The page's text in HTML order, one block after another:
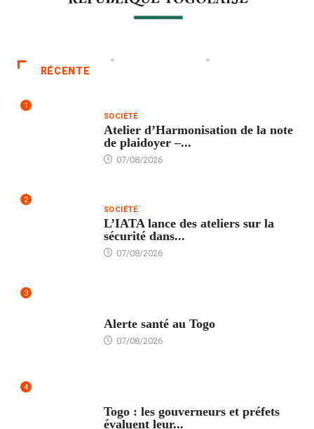
RÉCENTE
1
SOCIÉTÉ
Atelier d’Harmonisation de la note
de plaidoyer –...
07/08/2026
2
SOCIÉTÉ
L’IATA lance des ateliers sur la
sécurité dans...
07/08/2026
3
Alerte santé au Togo
07/08/2026
4
Togo : les gouverneurs et préfets
évaluent leur...